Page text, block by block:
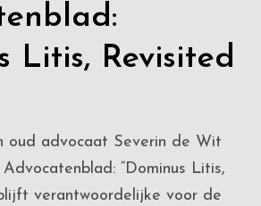
Litis, Revisited
oud advocaat Severin de Wit
“Dominus Litis,
verantwoordelijke voor de